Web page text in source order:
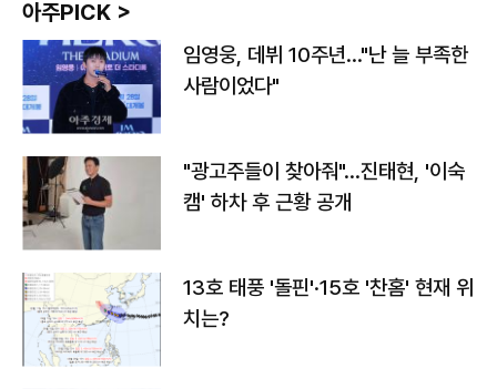
아주PICK >
임영웅, 데뷔 10주년…"난 늘 부족한
사람이었다"
"광고주들이 찾아줘"…진태현, '이숙
캠' 하차 후 근황 공개
13호 태풍 '돌핀'·15호 '찬홈' 현재 위
치는?